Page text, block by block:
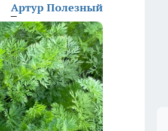
Артур Полезный